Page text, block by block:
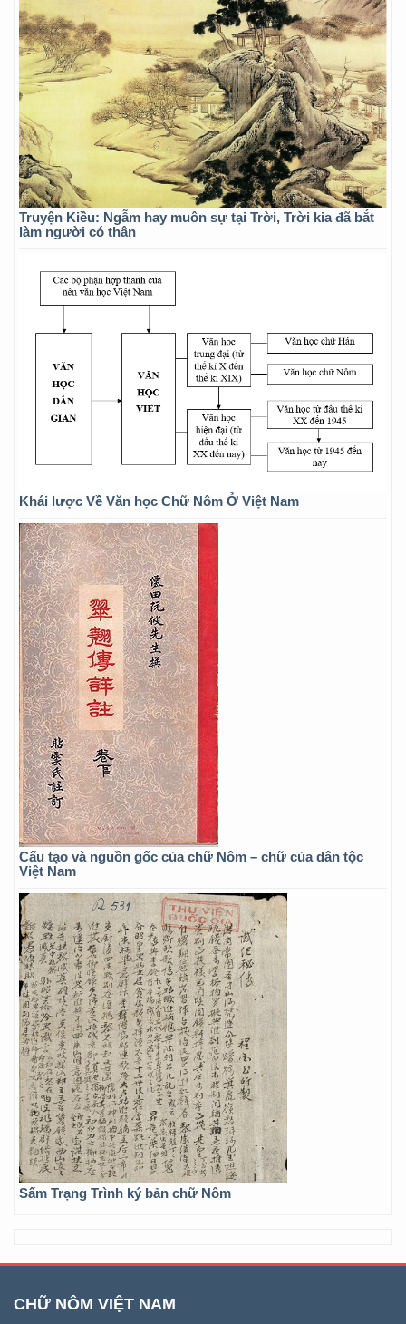
Truyện Kiều: Ngẫm hay muôn sự tại Trời, Trời kia đã bắt
làm người có thân
Khái lược Về Văn học Chữ Nôm Ở Việt Nam
Cấu tạo và nguồn gốc của chữ Nôm – chữ của dân tộc
Việt Nam
Sấm Trạng Trình ký bản chữ Nôm
CHỮ NÔM VIỆT NAM